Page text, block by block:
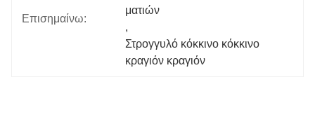
Επισημαίνω:
ματιών
,
Στρογγυλό κόκκινο κόκκινο
κραγιόν κραγιόν